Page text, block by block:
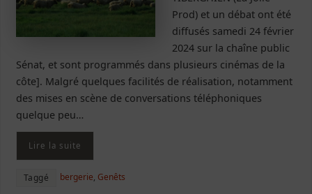
Prod) et un débat ont été
diffusés samedi 24 février
2024 sur la chaîne public
Sénat, et sont programmés dans plusieurs cinémas de la
côte]. Malgré quelques facilités de réalisation, notamment
des mises en scène de conversations téléphoniques
quelque peu…
Lire la suite
Taggé bergerie, Genêts